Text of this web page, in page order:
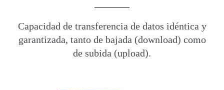
Capacidad de transferencia de datos idéntica y
garantizada, tanto de bajada (download) como
de subida (upload).